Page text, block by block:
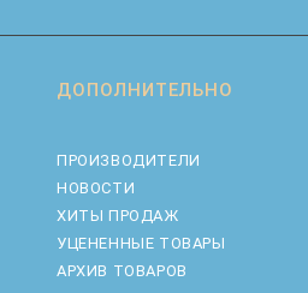
ДОПОЛНИТЕЛЬНО
ПРОИЗВОДИТЕЛИ
НОВОСТИ
ХИТЫ ПРОДАЖ
УЦЕНЕННЫЕ ТОВАРЫ
АРХИВ ТОВАРОВ